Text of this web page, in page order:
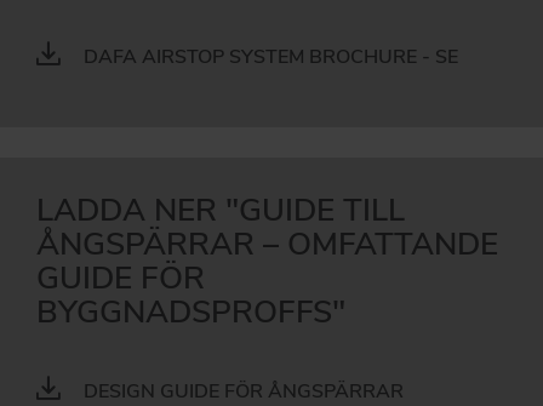
DAFA AIRSTOP SYSTEM BROCHURE - SE
LADDA NER "GUIDE TILL
ÅNGSPÄRRAR – OMFATTANDE
GUIDE FÖR
BYGGNADSPROFFS"
DESIGN GUIDE FÖR ÅNGSPÄRRAR